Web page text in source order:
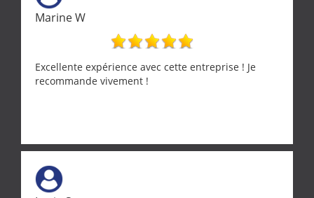
Marine W
Excellente expérience avec cette entreprise ! Je
recommande vivement !